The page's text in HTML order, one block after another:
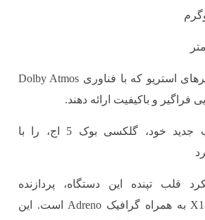
صدا: مجهز به اسپیکرهای استریو که با فناوری Dolby Atmos
فراگیر و باکیفیت ارائه دهند.
قلب تپنده این دستگاه، پردازنده
اسنپدراگون X1-26-100 به همراه گرافیک Adreno است. این